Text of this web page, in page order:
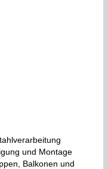
und Montage
Balkonen und